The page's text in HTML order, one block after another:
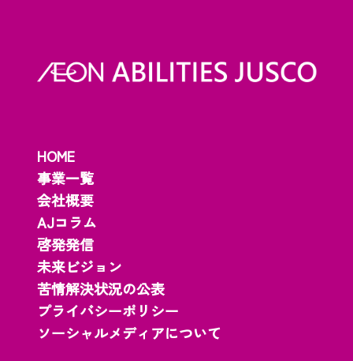
HOME
事業一覧
会社概要
AJコラム
啓発発信
未来ビジョン
苦情解決状況の公表
プライバシーポリシー
ソーシャルメディアについて